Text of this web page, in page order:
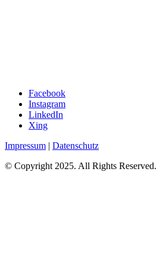
Facebook
Instagram
LinkedIn
Xing
Impressum | Datenschutz
© Copyright 2025. All Rights Reserved.